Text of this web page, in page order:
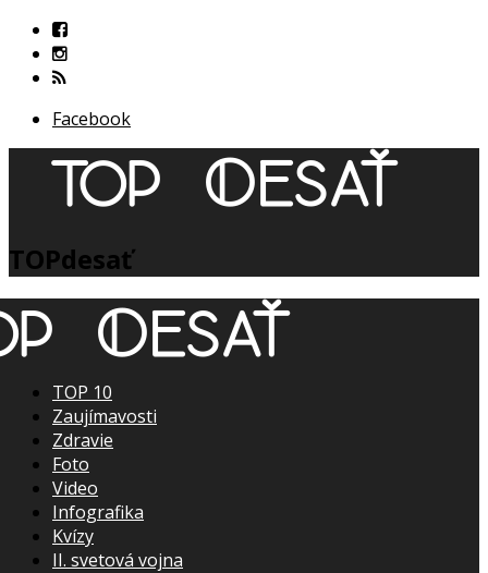
Facebook
TOPdesať
TOP 10
Zaujímavosti
Zdravie
Foto
Video
Infografika
Kvízy
II. svetová vojna